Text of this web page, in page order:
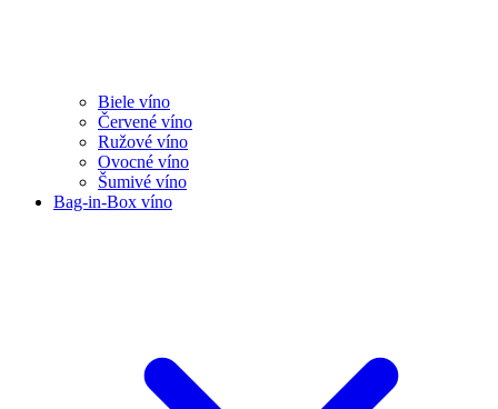
Biele víno
Červené víno
Ružové víno
Ovocné víno
Šumivé víno
Bag-in-Box víno